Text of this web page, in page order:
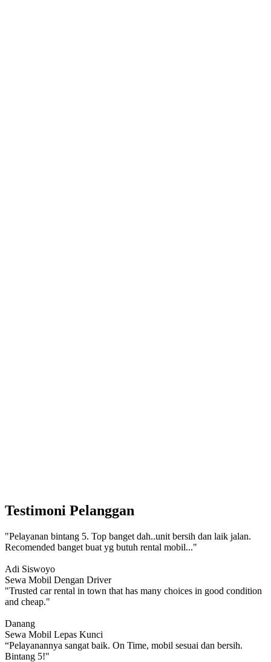
Testimoni Pelanggan
"Pelayanan bintang 5. Top banget dah..unit bersih dan laik jalan.
Recomended banget buat yg butuh rental mobil..."
Adi Siswoyo
Sewa Mobil Dengan Driver
"Trusted car rental in town that has many choices in good condition
and cheap."
Danang
Sewa Mobil Lepas Kunci
“Pelayanannya sangat baik. On Time, mobil sesuai dan bersih.
Bintang 5!"